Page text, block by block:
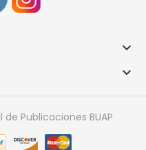


Publicaciones BUAP